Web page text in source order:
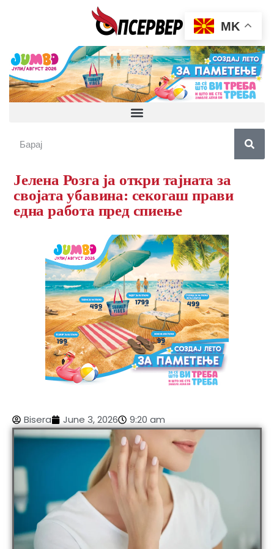
Јелена Розга ја откри тајната за
својата убавина: секогаш прави
една работа пред спиење
Bisera June 3, 2026 9:20 am
MK